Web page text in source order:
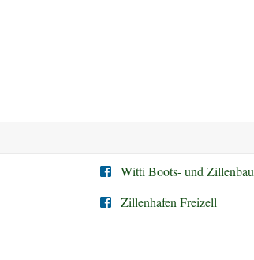
Witti Boots- und Zillenbau
Zillenhafen Freizell